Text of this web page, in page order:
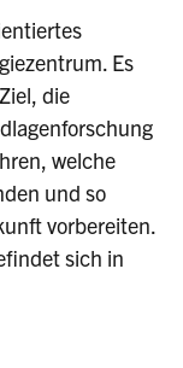
Es
die
welche
und so
vorbereiten.
sich in